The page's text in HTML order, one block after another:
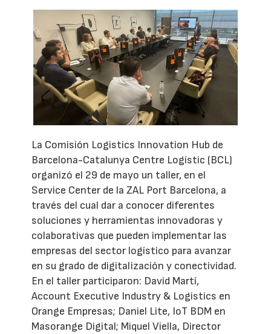
La Comisión Logistics Innovation Hub de
Barcelona-Catalunya Centre Logístic (BCL)
organizó el 29 de mayo un taller, en el
Service Center de la ZAL Port Barcelona, a
través del cual dar a conocer diferentes
soluciones y herramientas innovadoras y
colaborativas que pueden implementar las
empresas del sector logístico para avanzar
en su grado de digitalización y conectividad.
En el taller participaron: David Martí,
Account Executive Industry & Logistics en
Orange Empresas; Daniel Lite, IoT BDM en
Masorange Digital; Miquel Viella, Director